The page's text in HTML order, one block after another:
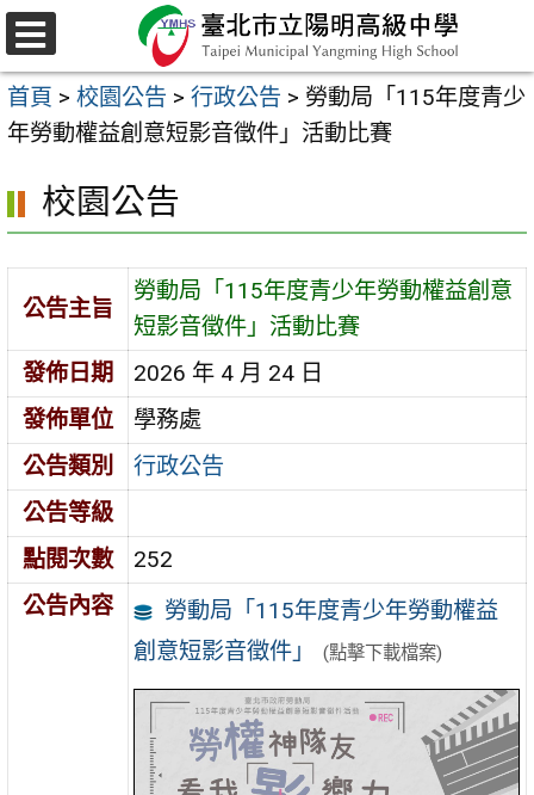
跳
至
主
要
容
區
選
單
首頁 > 校園公告 > 行政公告 > 勞動局「115年度青少
年勞動權益創意短影音徵件」活動比賽
校園公告
公告主旨
勞動局「115年度青少年勞動權益創意
短影音徵件」活動比賽
發佈日期
2026 年 4 月 24 日
發佈單位
學務處
公告類別
行政公告
公告等級
點閱次數
252
公告內容
勞動局「115年度青少年勞動權益
創意短影音徵件」
(點擊下載檔案)